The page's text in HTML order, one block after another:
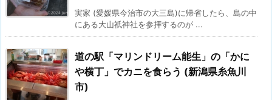
実家 (愛媛県今治市の大三島)に帰省したら、島の中
にある大山祇神社を参拝するのが ...
道の駅「マリンドリーム能生」の「かに
や横丁」でカニを食らう (新潟県糸魚川
市)